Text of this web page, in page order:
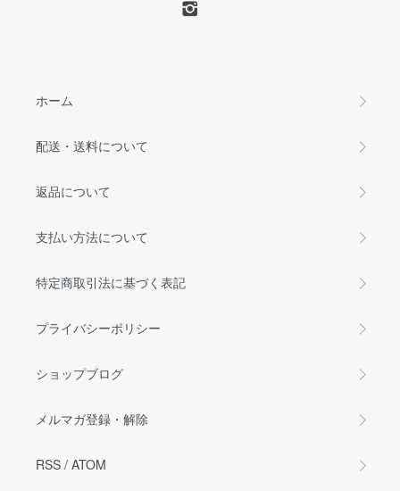
ホーム
配送・送料について
返品について
支払い方法について
特定商取引法に基づく表記
プライバシーポリシー
ショップブログ
メルマガ登録・解除
RSS / ATOM